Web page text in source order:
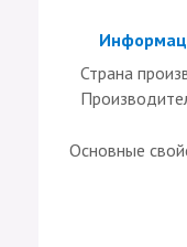
Скрыть
Страна
Основные